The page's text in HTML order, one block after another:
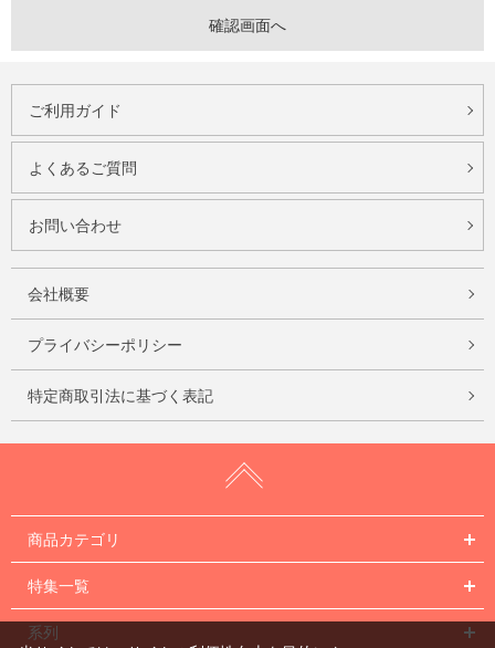
ご利用ガイド
よくあるご質問
お問い合わせ
会社概要
プライバシーポリシー
特定商取引法に基づく表記
商品カテゴリ
特集一覧
系列